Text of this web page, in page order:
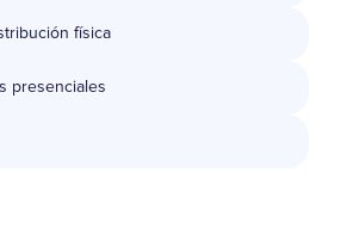
física
presenciales